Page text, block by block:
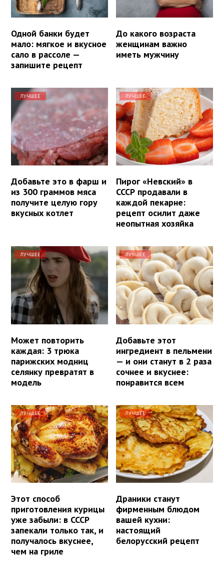
Одной банки будет
мало: мягкое и вкусное
сало в рассоле —
запишите рецепт
До какого возраста
женщинам важно
иметь мужчину
ЛУЧШЕЕ
Добавьте это в фарш и
из 300 граммов мяса
получите целую гору
вкусных котлет
ЛУЧШЕЕ
Пирог «Невский» в
СССР продавали в
каждой пекарне:
рецепт осилит даже
неопытная хозяйка
ЛУЧШЕЕ
Может повторить
каждая: 3 трюка
парижских модниц
селянку превратят в
модель
ЛУЧШЕЕ
Добавьте этот
ингредиент в пельмени
— и они станут в 2 раза
сочнее и вкуснее:
понравится всем
ЛУЧШЕЕ
Этот способ
приготовления курицы
уже забыли: в СССР
запекали только так, и
получалось вкуснее,
чем на гриле
ЛУЧШЕЕ
Драники станут
фирменным блюдом
вашей кухни:
настоящий
белорусский рецепт